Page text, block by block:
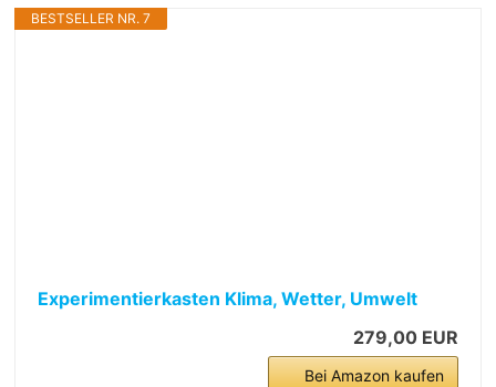
BESTSELLER NR. 7
Experimentierkasten Klima, Wetter, Umwelt
279,00 EUR
Bei Amazon kaufen